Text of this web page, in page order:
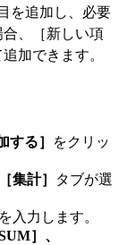
を追加し、必要
、［新しい項
加できます。
する］
をクリッ
［集計］
タブが選
入力します。
］、